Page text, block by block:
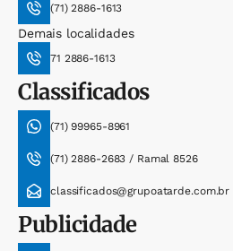
(71) 2886-1613
Demais localidades
71 2886-1613
Classificados
(71) 99965-8961
(71) 2886-2683 / Ramal 8526
classificados@grupoatarde.com.br
Publicidade